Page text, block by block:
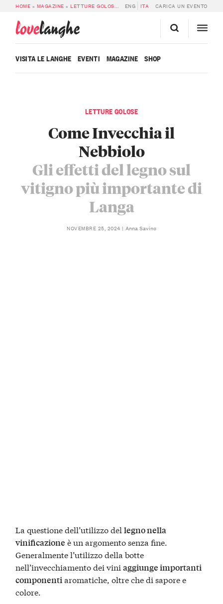
HOME » MAGAZINE »LETTURE GOLOSE » EFFETTI DELL’INVECCHIAMENTO IN
ENG ITA CARICA UN EVENTO
lovelanghe
VISITA LE LANGHE EVENTI MAGAZINE SHOP
LETTURE GOLOSE
Come Invecchia il
Nebbiolo
Gli effetti del legno sul
vitigno più importante di
Langa
NOVEMBRE 25, 2024 Anna Savino
La questione dell’utilizzo dellegno nella
vinificazione è un argomento senza fine.
Generalmente l’utilizzo della botte
nell’invecchiamento dei viniaggiunge importanti
componentiaromatiche, oltre che di sapore e
colore.